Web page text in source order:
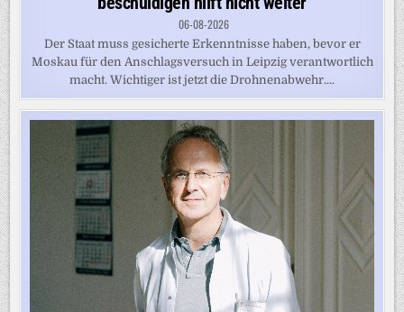
06-08-2026
Der Staat muss gesicherte Erkenntnisse haben, bevor er
Moskau für den Anschlagsversuch in Leipzig verantwortlich
macht. Wichtiger ist jetzt die Drohnenabwehr....